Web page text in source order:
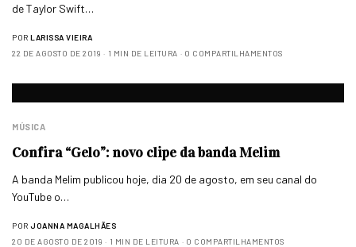
de Taylor Swift…
POR LARISSA VIEIRA
22 DE AGOSTO DE 2019
1 MIN DE LEITURA 0 COMPARTILHAMENTOS
MÚSICA
Confira “Gelo”: novo clipe da banda Melim
A banda Melim publicou hoje, dia 20 de agosto, em seu canal do
YouTube o…
POR JOANNA MAGALHÃES
20 DE AGOSTO DE 2019
1 MIN DE LEITURA 0 COMPARTILHAMENTOS